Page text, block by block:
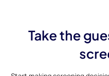
Take the